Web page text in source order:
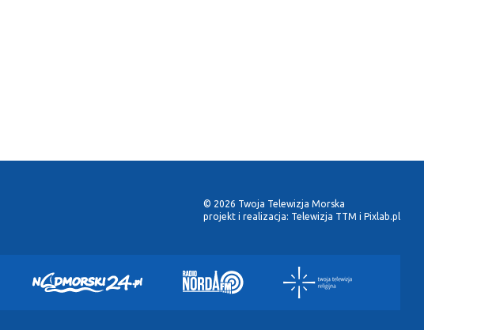
© 2026 Twoja Telewizja Morska
projekt i realizacja: Telewizja TTM i Pixlab.pl